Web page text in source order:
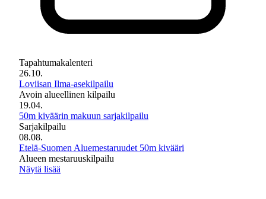
Tapahtumakalenteri
26.10.
Loviisan Ilma-asekilpailu
Avoin alueellinen kilpailu
19.04.
50m kiväärin makuun sarjakilpailu
Sarjakilpailu
08.08.
Etelä-Suomen Aluemestaruudet 50m kivääri
Alueen mestaruuskilpailu
Näytä lisää